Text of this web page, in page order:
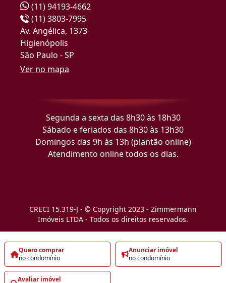
Quero comprar
no condomínio
Anunciar imóvel
no condomínio
Avaliar imóvel
(11) 94193-4662
(11) 3803-7995
Av. Angélica, 1373
Higienópolis
São Paulo - SP
Ver no mapa
Segunda a sexta das 8h30 às 18h30
Sábado e feriados das 8h30 às 13h30
Domingos das 9h às 13h (plantão online)
Atendimento online todos os dias.
CRECI 15.319-J - © Copyright 2023 - Zimmermann
Imóveis LTDA - Todos os direitos reservados.